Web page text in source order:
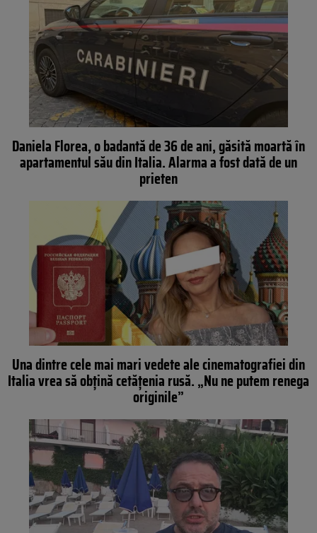
Daniela Florea, o badantă de 36 de ani, găsită moartă în
apartamentul său din Italia. Alarma a fost dată de un
prieten
Una dintre cele mai mari vedete ale cinematografiei din
Italia vrea să obțină cetățenia rusă. „Nu ne putem renega
originile”